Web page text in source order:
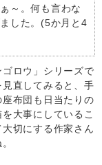
～。何も言わな
した。(5か月と4
ロウ」シリーズで
直してみると、手
布団も日当たりの
大事にしているこ
切にする作家さん